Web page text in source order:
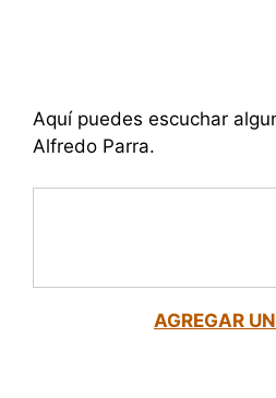
Aquí puedes escuchar
Alfredo Parra.
AGREGAR